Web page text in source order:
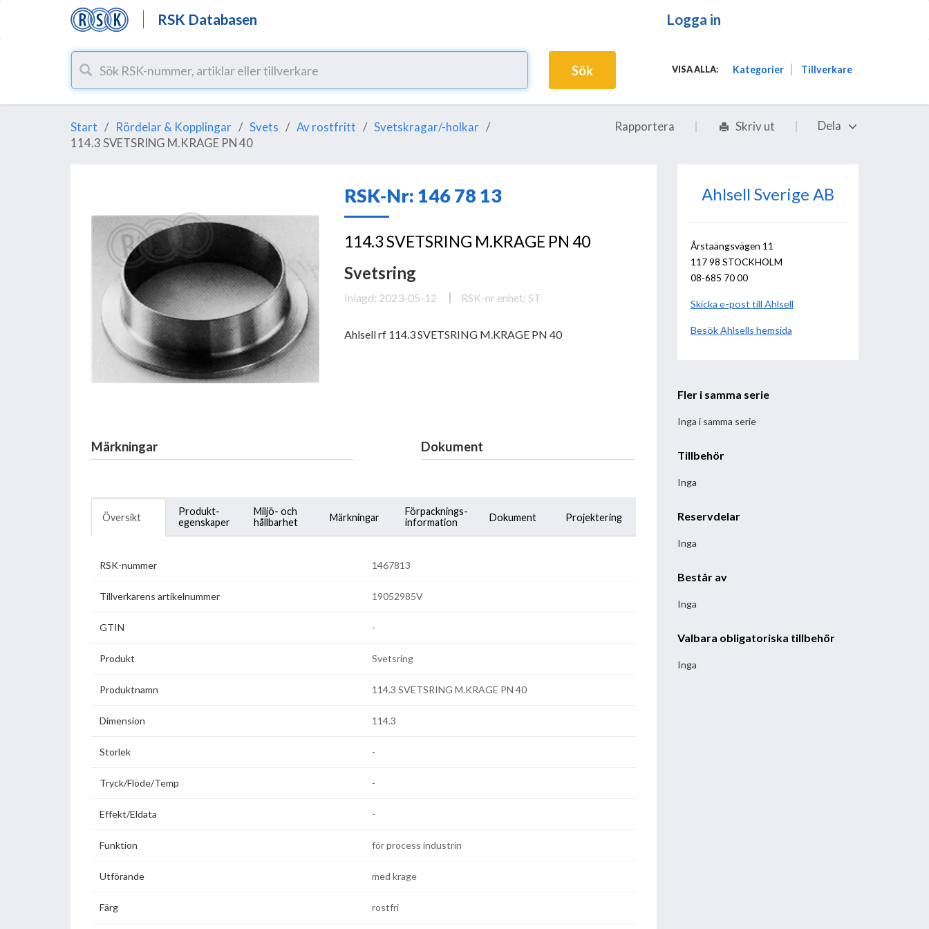
RSK Databasen Logga in
Sök VISA ALLA: Kategorier Tillverkare
Start Rördelar & Kopplingar Svets Av rostfritt
Svetskragar/-holkar
114.3 SVETSRING M.KRAGE PN 40
Rapportera Skriv ut Dela
RSK-Nr: 146 78 13
114.3 SVETSRING M.KRAGE PN 40
Svetsring
Inlagd: 2023-05-12 RSK-nr enhet: ST
Ahlsell rf 114.3 SVETSRING M.KRAGE PN 40
Märkningar Dokument
Översikt
Produkt-
egenskaper
Miljö- och
hållbarhet
Märkningar
Förpacknings-
information
Dokument Projektering
RSK-nummer 1467813
Tillverkarens artikelnummer 19052985V
GTIN -
Produkt Svetsring
Produktnamn 114.3 SVETSRING M.KRAGE PN 40
Dimension 114.3
Storlek -
Tryck/Flöde/Temp -
Effekt/Eldata -
Funktion för process industrin
Utförande med krage
Färg rostfri
Ahlsell Sverige AB
Årstaängsvägen 11
117 98 STOCKHOLM
08-685 70 00
Skicka e-post till Ahlsell
BesökAhlsell hemsida
Fler i samma serie
Inga i samma serie
Tillbehör
Inga
Reservdelar
Inga
Består av
Inga
Valbara obligatoriska tillbehör
Inga